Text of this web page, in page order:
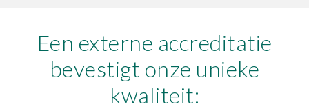
Een externe accreditatie
bevestigt onze unieke
kwaliteit: